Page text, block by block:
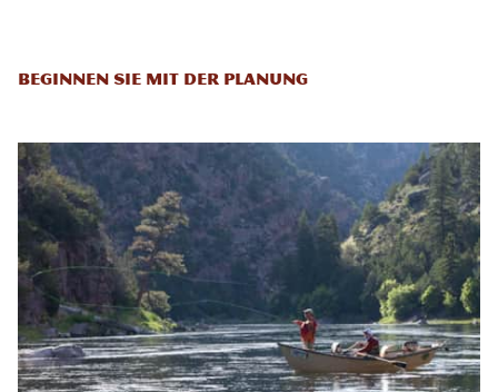
Beginnen Sie mit der Planung